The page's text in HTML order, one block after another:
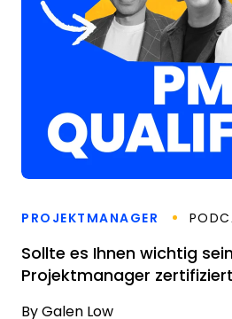
PROJEKTMANAGER
Sollte es Ihnen wichtig
Projektmanager
By Galen Low